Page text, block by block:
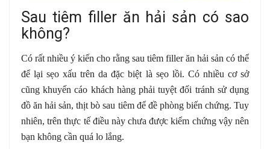
Sau tiêm filler ăn hải sản có sao
không?
Có rất nhiều ý kiến cho rằng sau tiêm filler ăn hải sản có thể
để lại sẹo xấu trên da đặc biệt là sẹo lồi. Có nhiều cơ sở
cũng khuyến cáo khách hàng phải tuyệt đối tránh sử dụng
đồ ăn hải sản, thịt bò sau tiêm để đề phòng biến chứng. Tuy
nhiên, trên thực tế điều này chưa được kiểm chứng vậy nên
bạn không cần quá lo lắng.